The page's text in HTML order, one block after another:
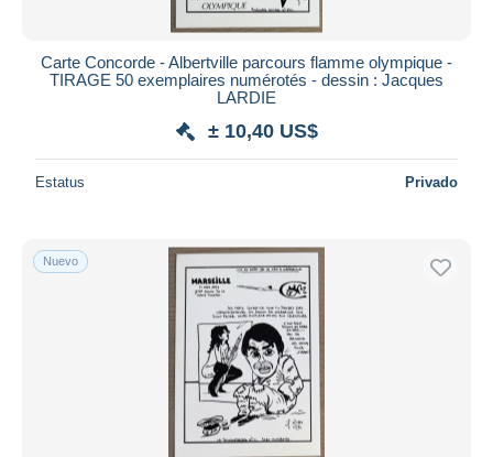
Carte Concorde - Albertville parcours flamme olympique -
TIRAGE 50 exemplaires numérotés - dessin : Jacques
LARDIE
± 10,40 US$
Estatus Privado
Nuevo